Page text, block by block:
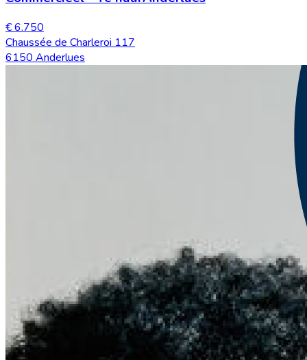
€ 6.750
Chaussée de Charleroi 117
6150 Anderlues